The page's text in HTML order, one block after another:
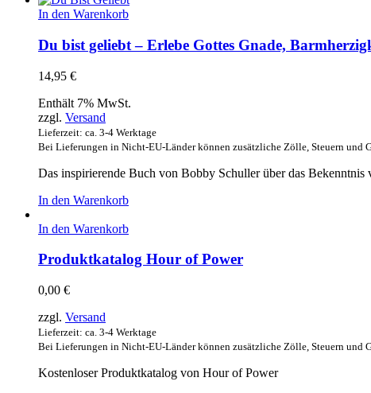
In den Warenkorb
Du bist geliebt – Erlebe Gottes Gnade,
14,95 €
Enthält 7% MwSt.
zzgl. Versand
Lieferzeit: ca. 3-4 Werktage
Bei Lieferungen in Nicht-EU-Länder können zusätzliche Zölle, Steuern und
Das inspirierende Buch von Bobby Schuller über das Bekenntnis
In den Warenkorb
In den Warenkorb
Produktkatalog Hour of Power
0,00 €
zzgl. Versand
Lieferzeit: ca. 3-4 Werktage
Bei Lieferungen in Nicht-EU-Länder können zusätzliche Zölle, Steuern und
Kostenloser Produktkatalog von Hour of Power